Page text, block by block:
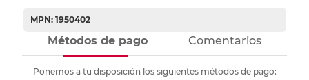
MPN: 1950402
Métodos de pago Comentarios
Ponemos a tu disposición los siguientes métodos de pago: